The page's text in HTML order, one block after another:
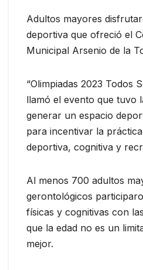
Adultos mayores
deportiva que ofreció el
Municipal Arsenio de la
“Olimpiadas 2023 Todos
llamó el evento que tuvo
generar un espacio
para incentivar la
deportiva, cognitiva y
Al menos 700 adultos
gerontológicos
físicas y cognitivas con
que la edad no es un
mejor.